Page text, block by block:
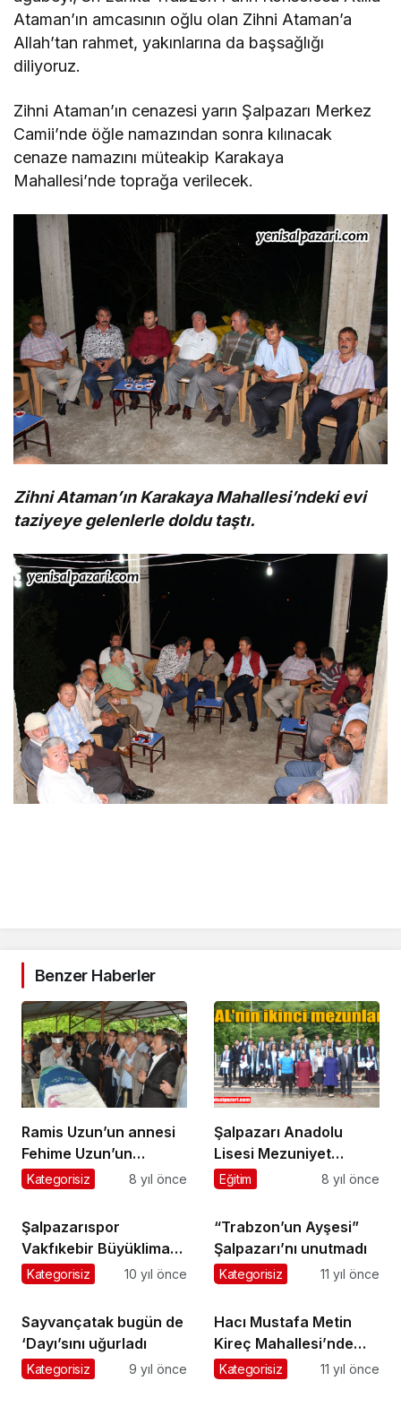
Ataman’ın amcasının oğlu olan Zihni Ataman’a
Allah’tan rahmet, yakınlarına da başsağlığı
diliyoruz.
Zihni Ataman’ın cenazesi yarın Şalpazarı Merkez
Camii’nde öğle namazından sonra kılınacak
cenaze namazını müteakip Karakaya
Mahallesi’nde toprağa verilecek.
Zihni Ataman’ın Karakaya Mahallesi’ndeki evi
taziyeye gelenlerle doldu taştı.
Benzer Haberler
Ramis Uzun’un annesi
Fehime Uzun’un
cenazesi Şahmelik
verildi
Kategorisiz 8 yıl önce
Şalpazarı Anadolu
Lisesi Mezuniyet
Töreni yapıldı
Eğitim 8 yıl önce
Şalpazarıspor
Vakfıkebir Büyükliman
Belediyespor’u 2-1
Kategorisiz 10 yıl önce
“Trabzon’un Ayşesi”
Şalpazarı’nı unutmadı
Kategorisiz 11 yıl önce
Sayvançatak bugün de
‘Dayı’sını uğurladı
Kategorisiz 9 yıl önce
Hacı Mustafa Metin
Kireç Mahallesi’nde
toprağa verildi
Kategorisiz 11 yıl önce